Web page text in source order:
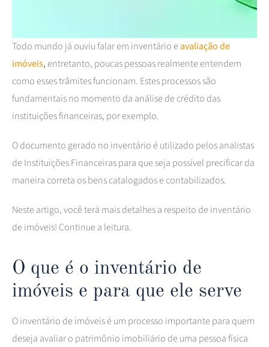
Todo mundo já ouviu falar em inventário eavaliação de
imóveis, entretanto, poucas pessoas realmente entendem
como esses trâmites funcionam. Estes processos são
fundamentais no momento da análise de crédito das
instituições financeiras, por exemplo.
O documento gerado no inventário é utilizado pelos analistas
de Instituições Financeiras para que seja possível precificar da
maneira correta os bens catalogados e contabilizados.
Neste artigo, você terá mais detalhes a respeito de inventário
de imóveis! Continue a leitura.
O que é o inventário de
imóveis e para que ele serve
O inventário de imóveis é um processo importante para quem
deseja avaliar o patrimônio imobiliário de uma pessoa física